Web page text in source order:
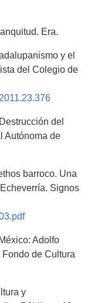
Era.
y el
del Colegio de
del
Autónoma de
barroco. Una
Signos
Adolfo
de Cultura
y